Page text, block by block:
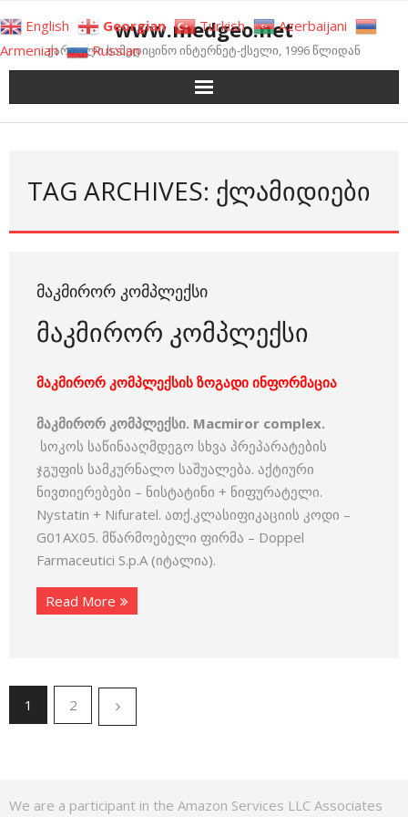
to
content
www.medgeo.net
ქართული სამედიცინო ინტერნეტ-ქსელი, 1996 წლიდან
TAG ARCHIVES: ᲥᲚᲐᲛᲘᲓᲘᲔᲑᲘ
ᲛᲐᲙᲛᲘᲠᲝᲠ ᲙᲝᲛᲞᲚᲔᲥᲡᲘ
მაკმირორ კომპლექსი
მაკმირორ კომპლექსის ზოგადი ინფორმაცია
მაკმირორ კომპლექსი. Macmiror complex.
სოკოს საწინააღმდეგო სხვა პრეპარატების
ჯგუფის სამკურნალო საშუალება. აქტიური
ნივთიერებები – ნისტატინი + ნიფურატელი.
Nystatin + Nifuratel. ათქ.კლასიფიკაციის კოდი –
G01AX05. მწარმოებელი ფირმა – Doppel
Farmaceutici S.p.A (იტალია).
Read More
1 2
We are a participant in the Amazon Services LLC Associates
English Georgian Turkish
Azerbaijani
Armenian
Russian